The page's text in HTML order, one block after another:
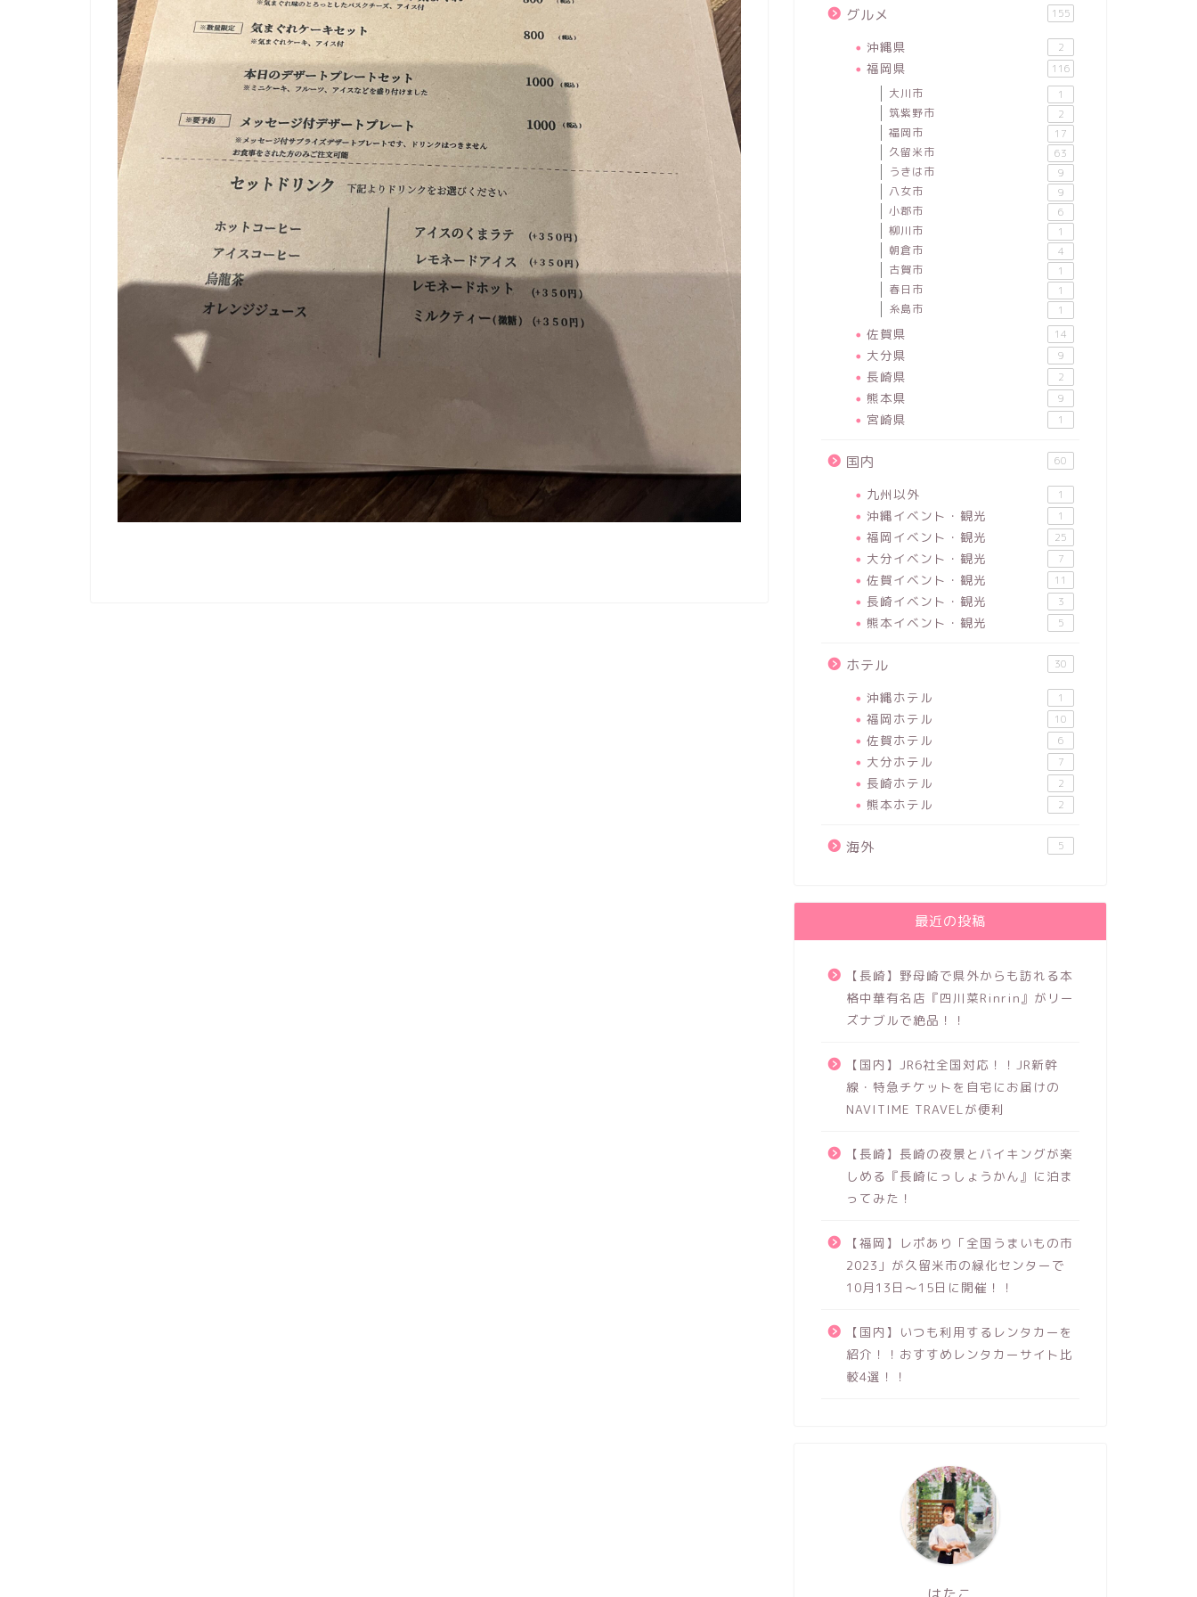
グルメ 155
沖縄県 2
福岡県 116
大川市 1
筑紫野市 2
福岡市 17
久留米市 63
うきは市 9
八女市 9
小郡市 6
柳川市 1
朝倉市 4
古賀市 1
春日市 1
糸島市 1
佐賀県 14
大分県 9
長崎県 2
熊本県 9
宮崎県 1
国内 60
九州以外 1
沖縄イベント・観光 1
福岡イベント・観光 25
大分イベント・観光 7
佐賀イベント・観光 11
長崎イベント・観光 3
熊本イベント・観光 5
ホテル 30
沖縄ホテル 1
福岡ホテル 10
佐賀ホテル 6
大分ホテル 7
長崎ホテル 2
熊本ホテル 2
海外 5
最近の投稿
【長崎】野母崎で県外からも訪れる本
格中華有名店『四川菜Rinrin』がリー
ズナブルで絶品！！
【国内】JR6社全国対応！！JR新幹
線・特急チケットを自宅にお届けの
NAVITIME TRAVELが便利
【長崎】長崎の夜景とバイキングが楽
しめる『長崎にっしょうかん』に泊ま
ってみた！
【福岡】レポあり「全国うまいもの市
2023」が久留米市の緑化センターで
10月13日～15日に開催！！
【国内】いつも利用するレンタカーを
紹介！！おすすめレンタカーサイト比
較4選！！